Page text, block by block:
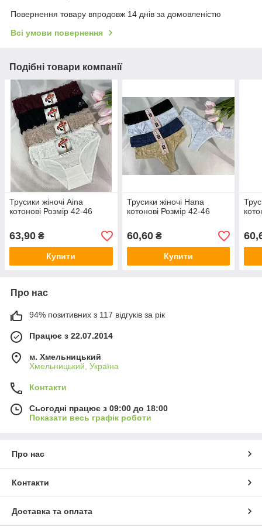
Повернення товару впродовж 14 днів за домовленістю
Всі умови повернення
Подібні товари компанії
Трусики жіночі Aina
котонові Розмір 42-46
63,90 ₴
Купити
Трусики жіночі Hana
котонові Розмір 42-46
60,60₴
Купити
Про нас
94% позитивних з 117 відгуків за рік
Працює з 22.07.2014
м. Хмельницький
Хмельницький, Україна
Контакти
Сьогодні працює з 09:00 до 18:00
Показати весь графік роботи
Про нас
Контакти
Доставка та оплата